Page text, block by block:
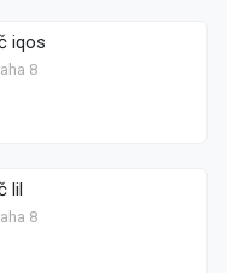
iqos
8
lil
8